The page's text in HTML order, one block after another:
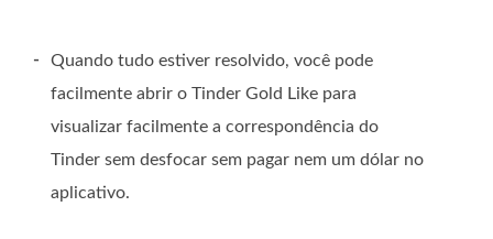
-
Quando tudo estiver resolvido, você pode
facilmente abrir o Tinder Gold Like para
visualizar facilmente a correspondência do
Tinder sem desfocar sem pagar nem um dólar no
aplicativo.